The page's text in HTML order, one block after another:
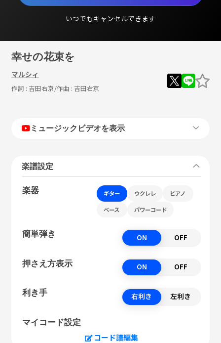
いつでもキャンセルできます
幸せの花束を
マルシィ
作詞 : 吉田右京/作曲 : 吉田右京
ミュージックビデオを表示
楽譜設定
楽器 ギター ウクレレ ピアノ
ベース パワーコード
簡単弾き ON OFF
押さえ方表示 ON OFF
利き手 右利き 左利き
マイコード設定
コード譜編集